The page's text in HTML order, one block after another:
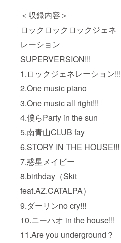
＜収録内容＞
ロックロックロックジェネ
レーション
SUPERVERSION!!!
1.ロックジェネレーション!!!
2.One music piano
3.One music all right!!!
4.僕らParty in the sun
5.南青山CLUB fay
6.STORY IN THE HOUSE!!!
7.惑星メイビー
8.birthday（Skit
feat.AZ.CATALPA）
9.ダーリンno cry!!!
10.ニーハオ in the house!!!
11.Are you underground？